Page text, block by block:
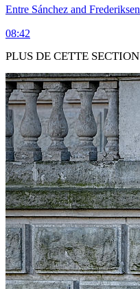
Entre Sánchez and Frederiksen
08:42
PLUS DE CETTE SECTION